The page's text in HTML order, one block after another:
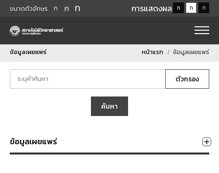
ขนาดตัวอักษร ก ก ก การแสดงผล ก ก ก
ข้อมูลเผยแพร่ หน้าแรก ข้อมูลเผยแพร่
ตัวกรอง
ค้นหา
ข้อมูลเผยแพร่